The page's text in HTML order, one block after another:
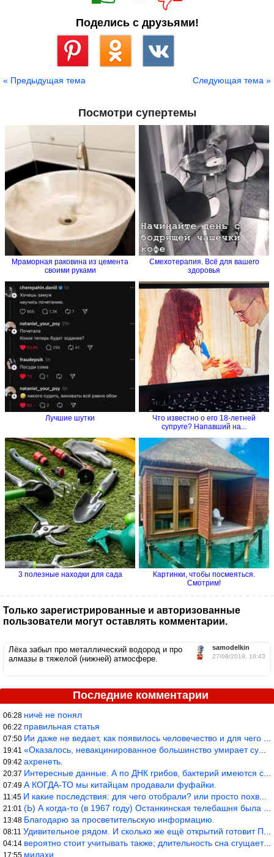
Поделись с друзьями!
« Предыдущая тема Следующая тема »
Посмотри супертемы
Мраморная раковина из цемента
своими руками
Смехотерапия. Всё для вашего
здоровья
Лучшие шутки
Что известно о его 18-летней
супруге? Напавший на...
3 полезные находки для сада
Картинки, чтобы посмеяться.
Смотрим!
Только зарегистрированные и авторизованные
пользователи могут оставлять комментарии.
samodelkin
27/08/2019, 10:43
Лёха забыл про металлический водород и про
алмазы в тяжелой (нижней) атмосфере.
Последние комментарии
06:28 ничё не понял
06:22 правильная статья
07:50 Ии даже не ведает, как появилось человечество и для чего оно сущ
19:41 «Оказалось, невакцинированное большинство умирает существенно ча
09:42 ахренеть.
20:37 Интересные данные. А по ДНК грибов, бактерий имеются сведения из
07:49 А КОГДА-ТО мы китайцам продавали фуфайки.
11:45 И какие последствия: для чего отобрали? или просто похвастались.
21:01 (Ь) А когда-то (в 1967 году) Останкинская телебашня была самым в
13:48 Благодарю за просветительскую информацию.
08:11 Удивительное рядом. И сколько же ещё открытий готовит Просвещень
04:14 вероятно стоит учитывать также; длительность сна сгущает кровото
милахи